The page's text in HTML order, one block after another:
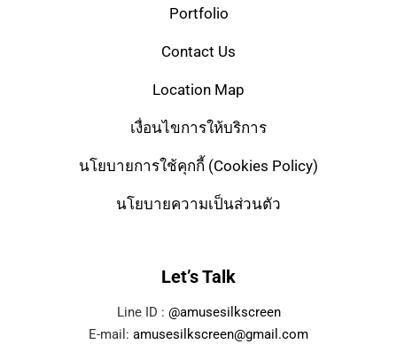
Portfolio
Contact Us
Location Map
เงื่อนไขการให้บริการ
นโยบายการใช้คุกกี้ (Cookies Policy)
นโยบายความเป็นส่วนตัว
Let’s Talk
Line ID : @amusesilkscreen
E-mail: amusesilkscreen@gmail.com